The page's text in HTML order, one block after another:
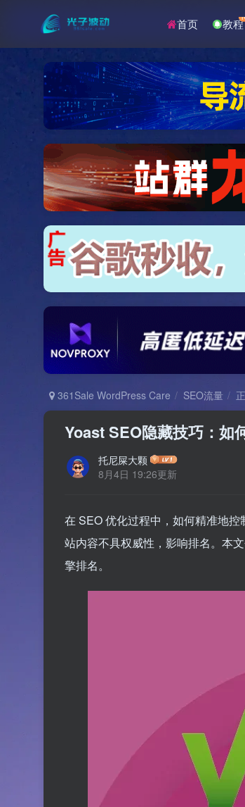
首页 教程
361Sale WordPress Care SEO流量
Yoast SEO隐藏技巧：如
托尼屎大颗
8月4日 19:26更新
在 SEO 优化过程中，如何精准地
站内容不具权威性，影响排名。本
擎排名。